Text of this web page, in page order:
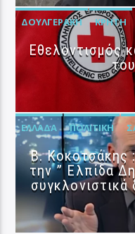
ΔΟΥΛΓΕΡΆΚΗ ΚΡΉΤΗ
Εθελοντισμός
ΕΛΛΆΔΑ ΠΟΛΙΤΙΚΉ
Β. Κοκοτσάκης
την ” Ελπίδα